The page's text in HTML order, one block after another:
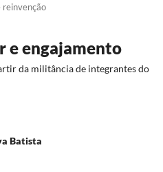
reinvenção
e engajamento
da militância de integrantes do
Batista